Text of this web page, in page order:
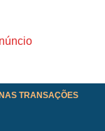
TRANSAÇÕES